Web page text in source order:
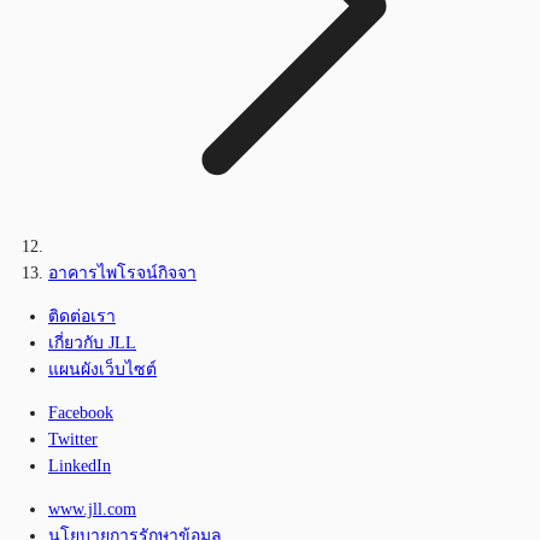
อาคารไพโรจน์กิจจา
ติดต่อเรา
เกี่ยวกับ JLL
แผนผังเว็บไซต์
Facebook
Twitter
LinkedIn
www.jll.com
นโยบายการรักษาข้อมูล